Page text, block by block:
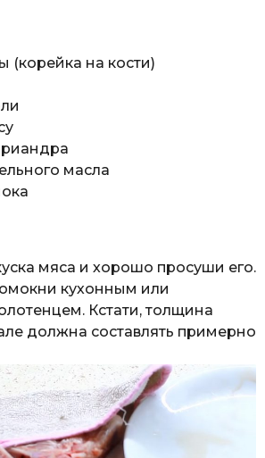
(корейка на кости)
масла
мяса и хорошо просуши его.
кухонным или
Кстати, толщина
должна составлять примерно